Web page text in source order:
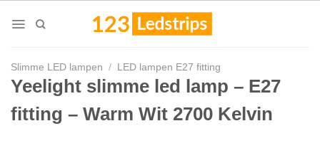
Slimme LED lampen / LED lampen E27 fitting
Yeelight slimme led lamp – E27
fitting – Warm Wit 2700 Kelvin